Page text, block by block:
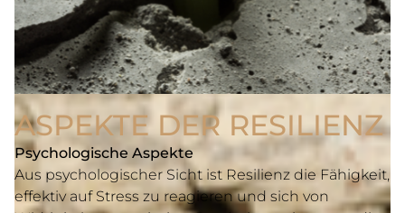
ASPEKTE DER RESILIENZ
Psychologische Aspekte
Aus psychologischer Sicht ist Resilienz die Fähigkeit,
effektiv auf Stress zu reagieren und sich von